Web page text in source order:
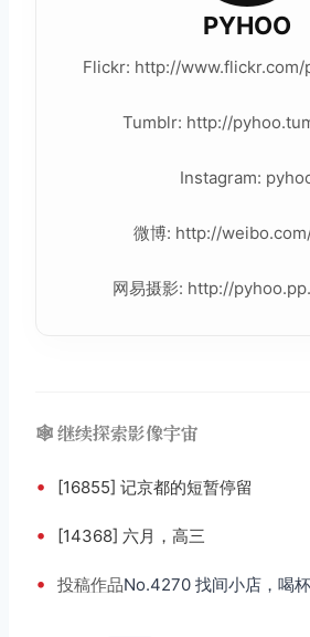
PYHOO
Flickr: http://
Tumblr: http://
Instagram:
微博: http://
网易摄影: http://
🕸️ 继续探索影像宇宙
• [16855] 记京都的短暂停留
• [14368] 六月，高三
• 投稿作品No.4270 找间小店，喝